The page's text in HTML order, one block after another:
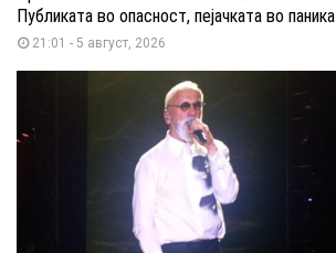
Публиката во опасност, пејачката во паника
21:01 - 5 август, 2026